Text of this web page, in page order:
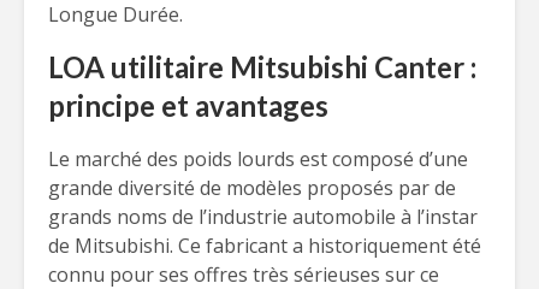
Longue Durée.
LOA utilitaire Mitsubishi Canter :
principe et avantages
Le marché des poids lourds est composé d’une
grande diversité de modèles proposés par de
grands noms de l’industrie automobile à l’instar
de Mitsubishi. Ce fabricant a historiquement été
connu pour ses offres très sérieuses sur ce